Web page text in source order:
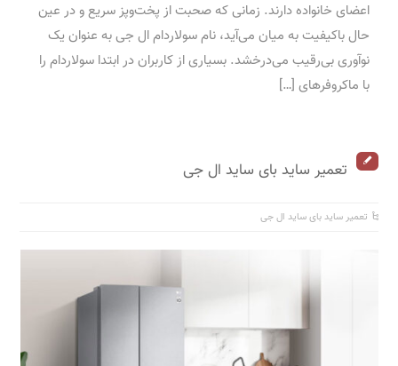
اعضای خانواده دارند. زمانی که صحبت از پخت‌وپز سریع و در عین
حال باکیفیت به میان می‌آید، نام سولاردام ال جی به عنوان یک
نوآوری بی‌رقیب می‌درخشد. بسیاری از کاربران در ابتدا سولاردام را
با ماکروفرهای […]
تعمیر ساید بای ساید ال جی
تعمیر ساید بای ساید ال جی